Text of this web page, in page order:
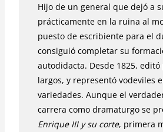
Hijo de un general que dejó a
prácticamente en la ruina al
puesto de escribiente para el
consiguió completar su
autodidacta. Desde 1825, editó
largos, y representó vodeviles
variedades. Aunque el
carrera como dramaturgo se
Enrique III y su corte, primera